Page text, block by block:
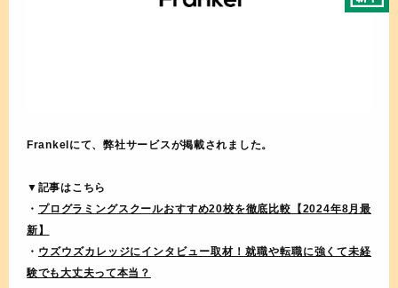
Frankelにて、弊社サービスが掲載されました。
▼記事はこちら
・ プログラミングスクールおすすめ20校を徹底比較【2024年8月最
新】
・ ウズウズカレッジにインタビュー取材！就職や転職に強くて未経
験でも大丈夫って本当？